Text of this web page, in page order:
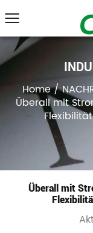
Home/
Überall mit
Überall mit